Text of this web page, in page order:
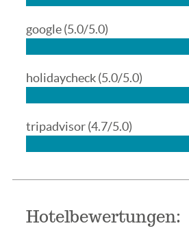
google(5.0/5.0)
holidaycheck(5.0/5.0)
tripadvisor(4.7/5.0)
Hotelbewertungen: